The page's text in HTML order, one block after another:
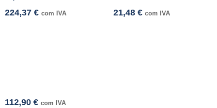
224,37 € com IVA 21,48 € com IVA
112,90 € com IVA